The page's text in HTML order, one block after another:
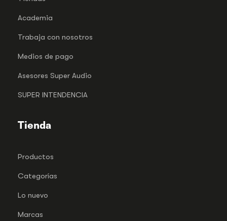
Academia
Trabaja con nosotros
Medios de pago
Asesores Super Audio
SUPER INTENDENCIA
Tienda
Productos
Categorías
Lo nuevo
Marcas